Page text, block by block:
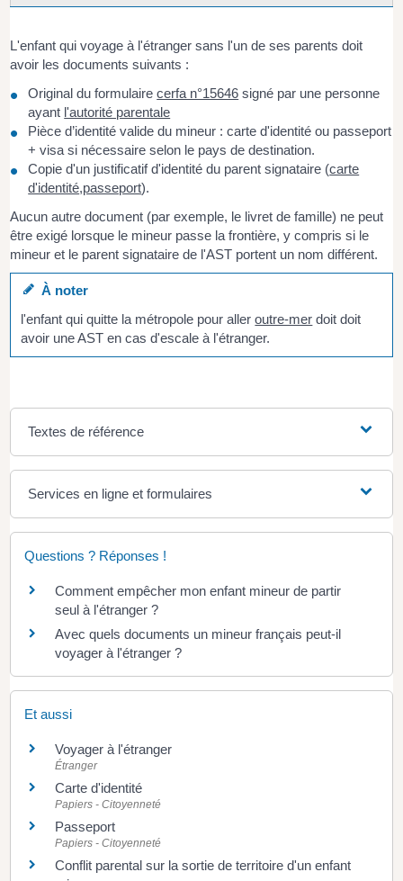
L'enfant qui voyage à l'étranger sans l'un de ses parents doit
avoir les documents suivants :
Original du formulairecerfa n°15646 signé par une personne
ayant l'autorité parentale
Pièce d’identité valide du mineur : carte d'identité ou passeport
+ visa si nécessaire selon le pays de destination.
Copie d'un justificatif d'identité du parent signataire (carte
d'identité,passeport).
Aucun autre document (par exemple, le livret de famille) ne peut
être exigé lorsque le mineur passe la frontière, y compris si le
mineur et le parent signataire de l'AST portent un nom différent.
À noter
l'enfant qui quitte la métropole pour alleroutre-mer doit doit
avoir une AST en cas d'escale à l'étranger.
Textes de référence
Services en ligne et formulaires
Questions ? Réponses !
Comment empêcher mon enfant mineur de partir
seul à l'étranger ?
Avec quels documents un mineur français peut-il
voyager à l'étranger ?
Et aussi
Voyager à l'étranger
Étranger
Carte d'identité
Papiers - Citoyenneté
Passeport
Papiers - Citoyenneté
Conflit parental sur la sortie de territoire d'un enfant